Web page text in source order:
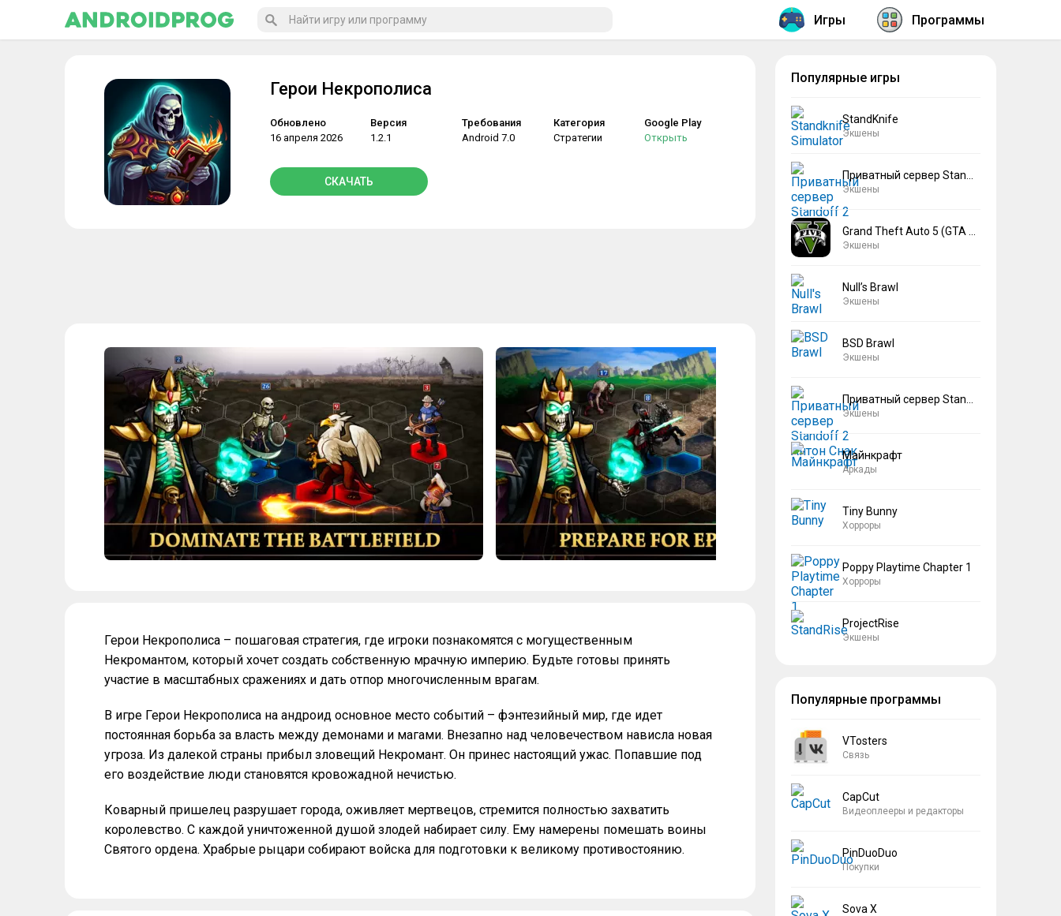
Игры Программы
Герои Некрополиса
Обновлено
16 апреля 2026
Версия
1.2.1
Требования
Android 7.0
Категория
Стратегии
Google Play
Открыть
СКАЧАТЬ
Герои Некрополиса – пошаговая стратегия, где игроки познакомятся с могущественным
Некромантом, который хочет создать собственную мрачную империю. Будьте готовы принять
участие в масштабных сражениях и дать отпор многочисленным врагам.
В игре Герои Некрополиса на андроид основное место событий – фэнтезийный мир, где идет
постоянная борьба за власть между демонами и магами. Внезапно над человечеством нависла новая
угроза. Из далекой страны прибыл зловещий Некромант. Он принес настоящий ужас. Попавшие под
его воздействие люди становятся кровожадной нечистью.
Коварный пришелец разрушает города, оживляет мертвецов, стремится полностью захватить
королевство. С каждой уничтоженной душой злодей набирает силу. Ему намерены помешать воины
Святого ордена. Храбрые рыцари собирают войска для подготовки к великому противостоянию.
Популярные игры
StandKnife
Экшены
Экшены
Экшены
Null’s Brawl
Экшены
BSD Brawl
Экшены
Экшены
Майнкрафт
Аркады
Tiny Bunny
Хорроры
Poppy Playtime Chapter 1
Хорроры
ProjectRise
Экшены
Популярные программы
VTosters
Связь
CapCut
Видеоплееры и редакторы
PinDuoDuo
Покупки
Sova X